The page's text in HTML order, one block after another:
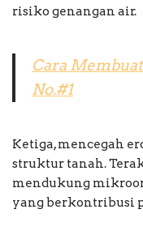
risiko genangan air.
Cara
No.#1
Ketiga, mencegah
struktur tanah.
mendukung
yang berkontribusi